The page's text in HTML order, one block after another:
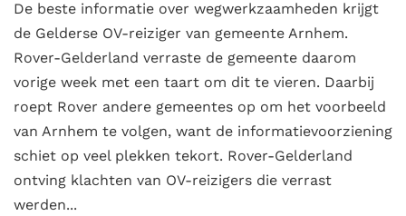
De beste informatie over wegwerkzaamheden krijgt
de Gelderse OV-reiziger van gemeente Arnhem.
Rover-Gelderland verraste de gemeente daarom
vorige week met een taart om dit te vieren. Daarbij
roept Rover andere gemeentes op om het voorbeeld
van Arnhem te volgen, want de informatievoorziening
schiet op veel plekken tekort. Rover-Gelderland
ontving klachten van OV-reizigers die verrast
werden...